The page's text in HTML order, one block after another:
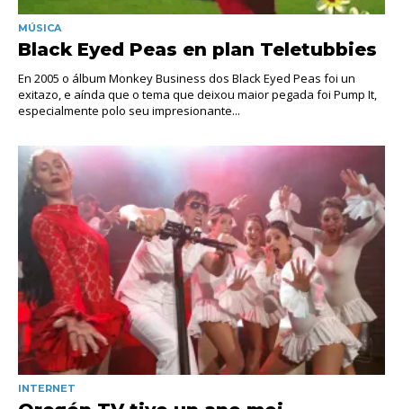
MÚSICA
Black Eyed Peas en plan Teletubbies
En 2005 o álbum Monkey Business dos Black Eyed Peas foi un
exitazo, e aínda que o tema que deixou maior pegada foi Pump It,
especialmente polo seu impresionante...
INTERNET